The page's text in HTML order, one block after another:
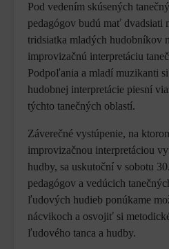
Pod vedením skúsených
pedagógov budú mať dvadsiati
tridsiatka mladých hudobníkov
improvizačnú interpretáciu
Podpoľania a mladí muzikanti
hudobnej interpretácie piesní
týchto tanečných oblastí.
Záverečné vystúpenie, na
improvizačnou interpretáciou
hudby, sa uskutoční v sobotu
pedagógov a vedúcich
ľudových hudieb ponúkame
nácvikoch a osvojiť si
ľudového tanca a hudby.